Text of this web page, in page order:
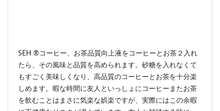
SEH ®コーヒー、お茶品質向上液をコーヒーとお茶２入れ
たら、その風味と品質を高められます。砂糖を入れなくて
もすごく美味しくなり、高品質のコーヒーとお茶を十分楽
しめます。暇な時間に友人といっしょにコーヒーまたお茶
を飲むことはまさに気楽な娯楽ですが、実際にはこの余暇